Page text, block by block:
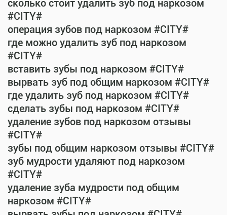
сколько стоит удалить зуб под наркозом
#CITY#
операция зубов под наркозом #CITY#
где можно удалить зуб под наркозом
#CITY#
вставить зубы под наркозом #CITY#
вырвать зуб под общим наркозом #CITY#
где удалить зуб под наркозом #CITY#
сделать зубы под наркозом #CITY#
удаление зубов под наркозом отзывы
#CITY#
зубы под общим наркозом отзывы #CITY#
зуб мудрости удаляют под наркозом
#CITY#
удаление зуба мудрости под общим
наркозом #CITY#